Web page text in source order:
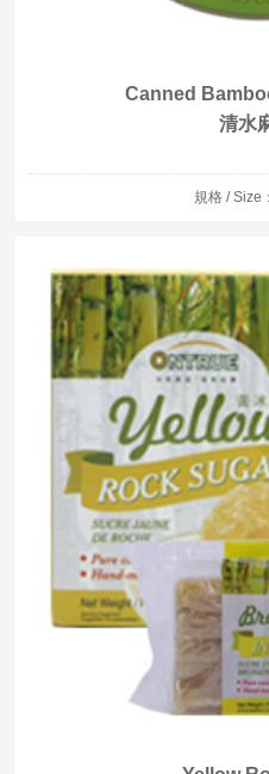
Canned
清水
規格 / Size